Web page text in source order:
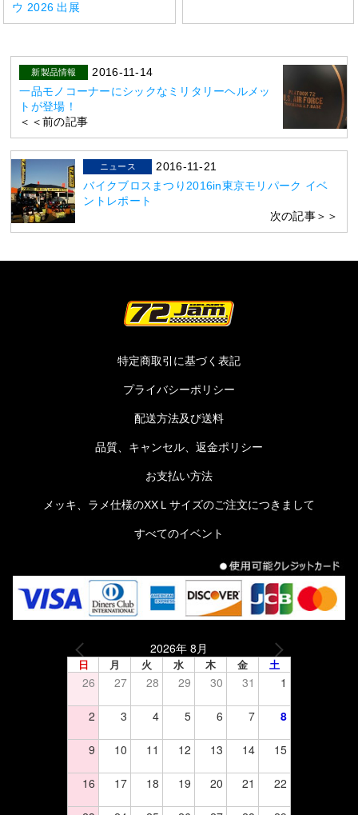
ウ 2026 出展
新製品情報
2016-11-14
一品モノコーナーにシックなミリタリーヘルメッ
トが登場！
＜＜前の記事
ニュース
2016-11-21
バイクブロスまつり2016in東京モリパーク イベ
ントレポート
次の記事＞＞
特定商取引に基づく表記
プライバシーポリシー
配送方法及び送料
品質、キャンセル、返金ポリシー
お支払い方法
メッキ、ラメ仕様のXXＬサイズのご注文につきまして
すべてのイベント
2026年 8月
日 月 火 水 木 金 土
26 27 28 29 30 31 1
2 3 4 5 6 7 8
9 10 11 12 13 14 15
16 17 18 19 20 21 22